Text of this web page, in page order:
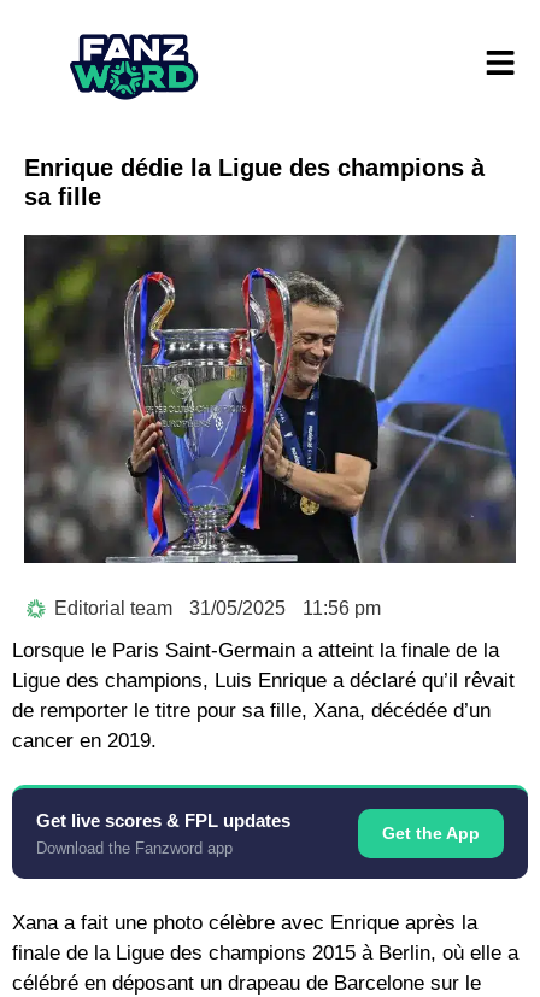
Enrique dédie la Ligue des champions à
sa fille
Editorial team 31/05/2025 11:56 pm
Lorsque le Paris Saint-Germain a atteint la finale de la
Ligue des champions, Luis Enrique a déclaré qu’il rêvait
de remporter le titre pour sa fille, Xana, décédée d’un
cancer en 2019.
Get live scores & FPL updates
Download the Fanzword app
Get the App
Xana a fait une photo célèbre avec Enrique après la
finale de la Ligue des champions 2015 à Berlin, où elle a
célébré en déposant un drapeau de Barcelone sur le